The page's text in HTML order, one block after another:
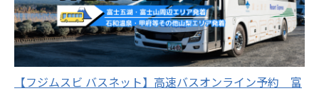
【フジムスビ バスネット】高速バスオンライン予約 富